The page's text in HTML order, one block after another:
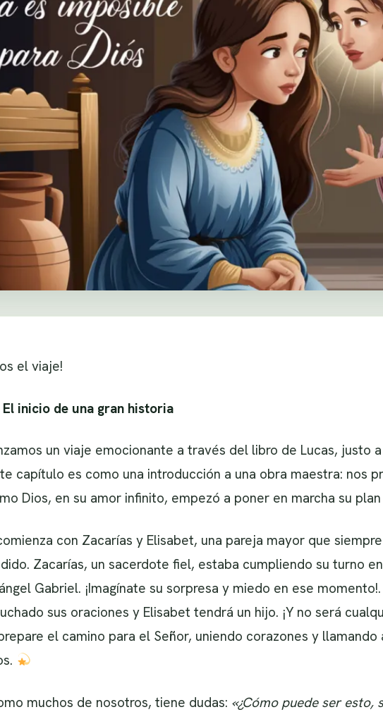
el viaje!
El inicio de una gran historia
un viaje emocionante a través del libro de Lucas, justo
capítulo es como una introducción a una obra maestra: nos
Dios, en su amor infinito, empezó a poner en marcha su
con Zacarías y Elisabet, una pareja mayor que
Zacarías, un sacerdote fiel, estaba cumpliendo su turno
Gabriel. ¡Imagínate su sorpresa y miedo en ese
sus oraciones y Elisabet tendrá un hijo. ¡Y no será
el camino para el Señor, uniendo corazones y
muchos de nosotros, tiene dudas: «¿Cómo puede ser esto,